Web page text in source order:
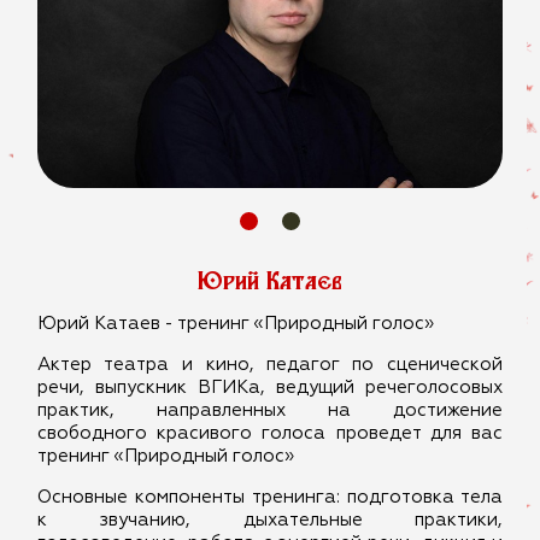
Юрий Катаев
Юрий Катаев - тренинг «Природный голос»
Актер театра и кино, педагог по сценической
речи, выпускник ВГИКа, ведущий речеголосовых
практик, направленных на достижение
свободного красивого голоса проведет для вас
тренинг «Природный голос»
Основные компоненты тренинга: подготовка тела
к звучанию, дыхательные практики,